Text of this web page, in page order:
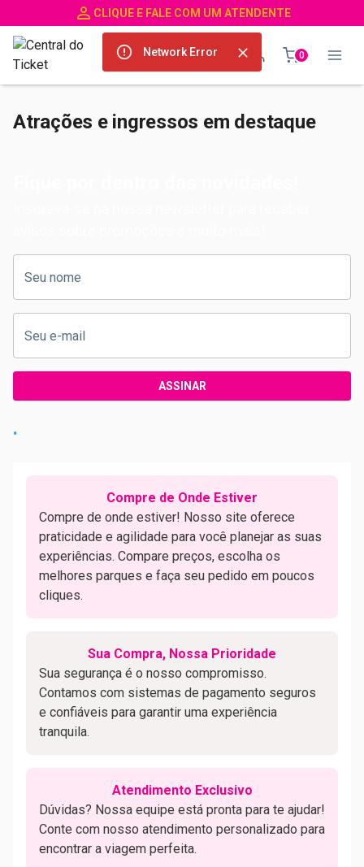
CLIQUE E FALE COM UM ATENDENTE
0
Atrações e ingressos em destaque
ASSINAR
.
Compre de Onde Estiver
Compre de onde estiver! Nosso site oferece
praticidade e agilidade para você planejar as suas
experiências. Compare preços, escolha os
melhores parques e faça seu pedido em poucos
cliques.
Sua Compra, Nossa Prioridade
Sua segurança é o nosso compromisso.
Contamos com sistemas de pagamento seguros
e confiáveis para garantir uma experiência
tranquila.
Atendimento Exclusivo
Dúvidas? Nossa equipe está pronta para te ajudar!
Conte com nosso atendimento personalizado para
encontrar a viagem perfeita.
Network Error